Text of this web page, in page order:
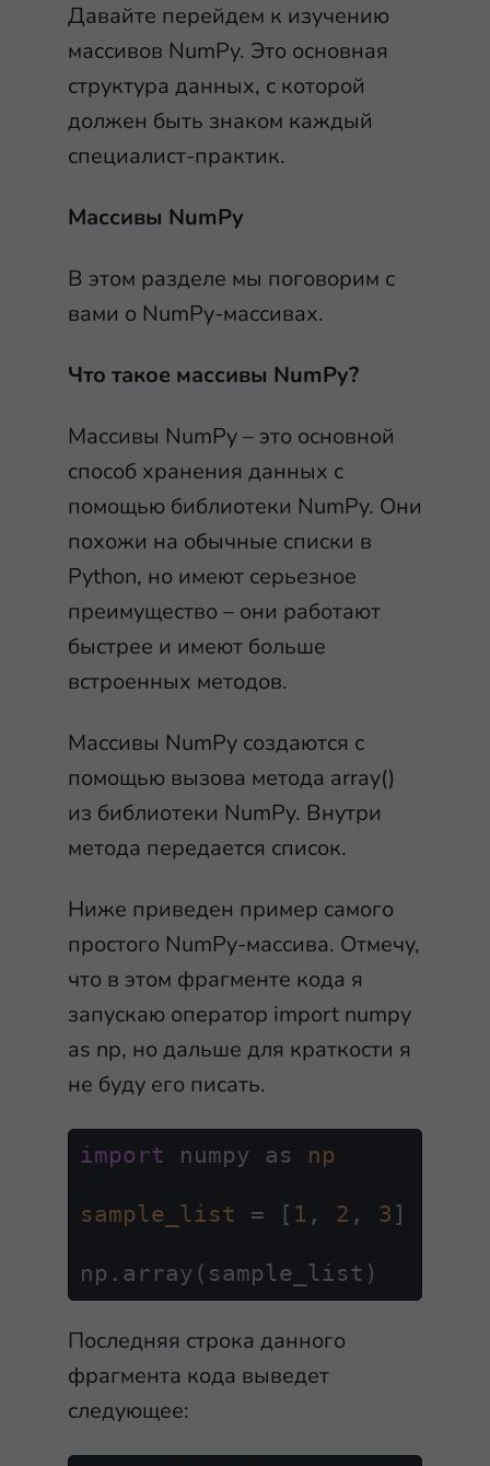
Давайте перейдем к изучению
массивов NumPy. Это основная
структура данных, с которой
должен быть знаком каждый
специалист-практик.
Массивы NumPy
В этом разделе мы поговорим с
вами о NumPy-массивах.
Что такое массивы NumPy?
Массивы NumPy – это основной
способ хранения данных с
помощью библиотеки NumPy. Они
похожи на обычные списки в
Python, но имеют серьезное
преимущество – они работают
быстрее и имеют больше
встроенных методов.
Массивы NumPy создаются с
помощью вызова метода array()
из библиотеки NumPy. Внутри
метода передается список.
Ниже приведен пример самого
простого NumPy-массива. Отмечу,
что в этом фрагменте кода я
запускаю оператор import numpy
as np, но дальше для краткости я
не буду его писать.
import numpy as np
sample_list = [ 1 , 2 , 3 ]
np.array(sample_list)
Последняя строка данного
фрагмента кода выведет
следующее: